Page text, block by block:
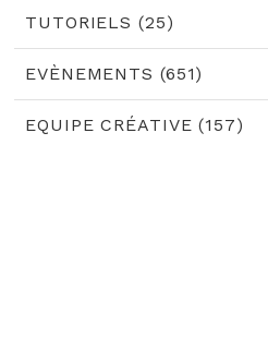
TUTORIELS (25)
EVÈNEMENTS (651)
EQUIPE CRÉATIVE (157)